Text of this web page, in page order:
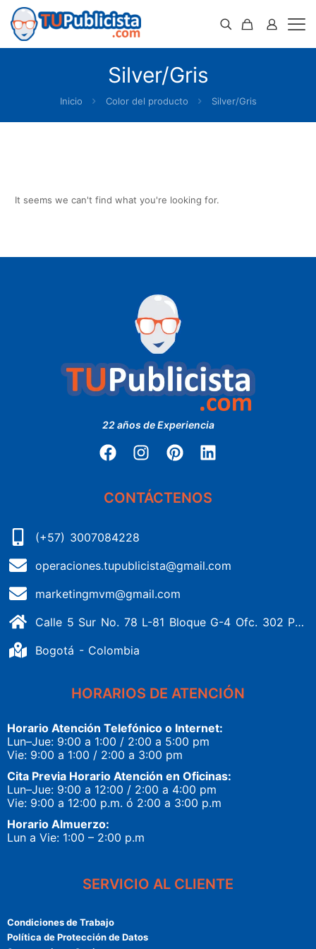
Silver/Gris
Inicio Color del producto Silver/Gris
It seems we can't find what you're looking for.
22 años de Experiencia
CONTÁCTENOS
(+57) 3007084228
operaciones.tupublicista@gmail.com
marketingmvm@gmail.com
Calle 5 Sur No. 78 L-81 Bloque G-4 Ofc. 302 Portería 1 Banderas - Kennedy
Bogotá - Colombia
HORARIOS DE ATENCIÓN
Horario Atención Telefónico o Internet:
Lun–Jue: 9:00 a 1:00 / 2:00 a 5:00 pm
Vie: 9:00 a 1:00 / 2:00 a 3:00 pm
Cita Previa Horario Atención en Oficinas:
Lun–Jue: 9:00 a 12:00 / 2:00 a 4:00 pm
Vie: 9:00 a 12:00 p.m. ó 2:00 a 3:00 p.m
Horario Almuerzo:
Lun a Vie: 1:00 – 2:00 p.m
SERVICIO AL CLIENTE
Condiciones de Trabajo
Política de Protección de Datos